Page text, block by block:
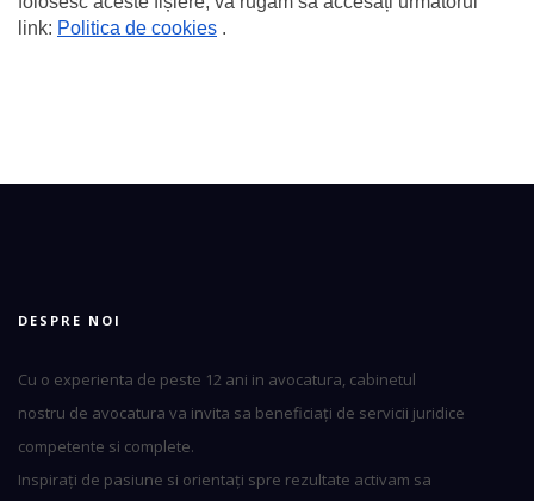
link: Politica de cookies .
DESPRE NOI
Cu o experienta de peste 12 ani in avocatura, cabinetul
nostru de avocatura va invita sa beneficiați de servicii juridice
competente si complete.
Inspirați de pasiune si orientați spre rezultate activam sa